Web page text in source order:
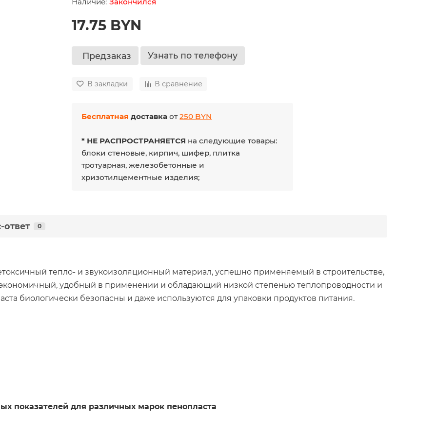
17.75 BYN
Предзаказ Узнать по телефону
В закладки В сравнение
Бесплатная доставка от250 BYN
* НЕ РАСПРОСТРАНЯЕТСЯ на следующие товары:
блоки стеновые, кирпич, шифер, плитка
тротуарная, железобетонные и
хризотилцементные изделия;
ответ 0
тепло- и звукоизоляционный материал, успешно применяемый в строительстве,
удобный в применении и обладающий низкой степенью теплопроводности и
биологически безопасны и даже используются для упаковки продуктов питания.
показателей для различных марок пенопласта